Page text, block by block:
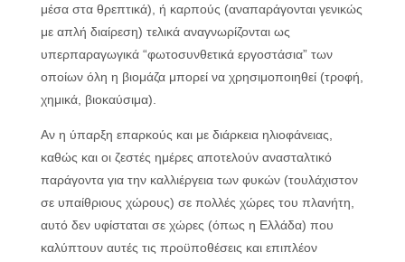
μέσα στα θρεπτικά), ή καρπούς (αναπαράγονται γενικώς
με απλή διαίρεση) τελικά αναγνωρίζονται ως
υπερπαραγωγικά “φωτοσυνθετικά εργοστάσια” των
οποίων όλη η βιομάζα μπορεί να χρησιμοποιηθεί (τροφή,
χημικά, βιοκαύσιμα).
Αν η ύπαρξη επαρκούς και με διάρκεια ηλιοφάνειας,
καθώς και οι ζεστές ημέρες αποτελούν ανασταλτικό
παράγοντα για την καλλιέργεια των φυκών (τουλάχιστον
σε υπαίθριους χώρους) σε πολλές χώρες του πλανήτη,
αυτό δεν υφίσταται σε χώρες (όπως η Ελλάδα) που
καλύπτουν αυτές τις προϋποθέσεις και επιπλέον